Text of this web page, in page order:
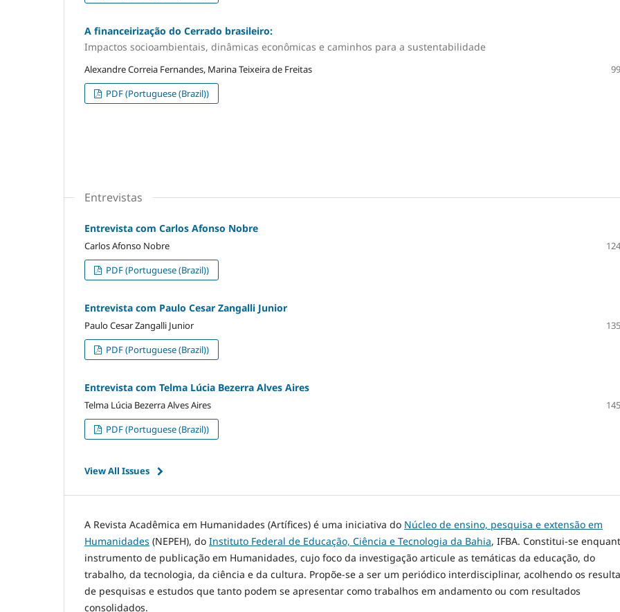
A financeirização do Cerrado brasileiro:
Impactos socioambientais, dinâmicas econômicas e caminhos para a sustentabilidade
Alexandre Correia Fernandes, Marina Teixeira de Freitas
PDF (Portuguese (Brazil))
Entrevistas
Entrevista com Carlos Afonso Nobre
Carlos Afonso Nobre
PDF (Portuguese (Brazil))
Entrevista com Paulo Cesar Zangalli Junior
Paulo Cesar Zangalli Junior
PDF (Portuguese (Brazil))
Entrevista com Telma Lúcia Bezerra Alves Aires
Telma Lúcia Bezerra Alves Aires
PDF (Portuguese (Brazil))
View All Issues
A Revista Acadêmica em Humanidades (Artífices) é uma iniciativa do Núcleo de ensino, pesquisa e extensão em
Humanidades (NEPEH), do Instituto Federal de Educação, Ciência e Tecnologia da Bahia, IFBA. Constitui-se
instrumento de publicação em Humanidades, cujo foco da investigação articule as temáticas da educação, do
trabalho, da tecnologia, da ciência e da cultura. Propõe-se a ser um periódico interdisciplinar, acolhendo os
de pesquisas e estudos que tanto podem se apresentar como trabalhos em andamento ou com resultados
consolidados.